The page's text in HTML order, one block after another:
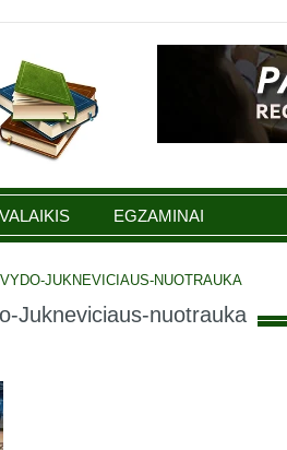
EGZAMINAI
JUKNEVICIAUS-NUOTRAUKA
Jukneviciaus-nuotrauka